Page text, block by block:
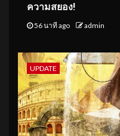
ความสยอง!
56 นาที ago admin
UPDATE